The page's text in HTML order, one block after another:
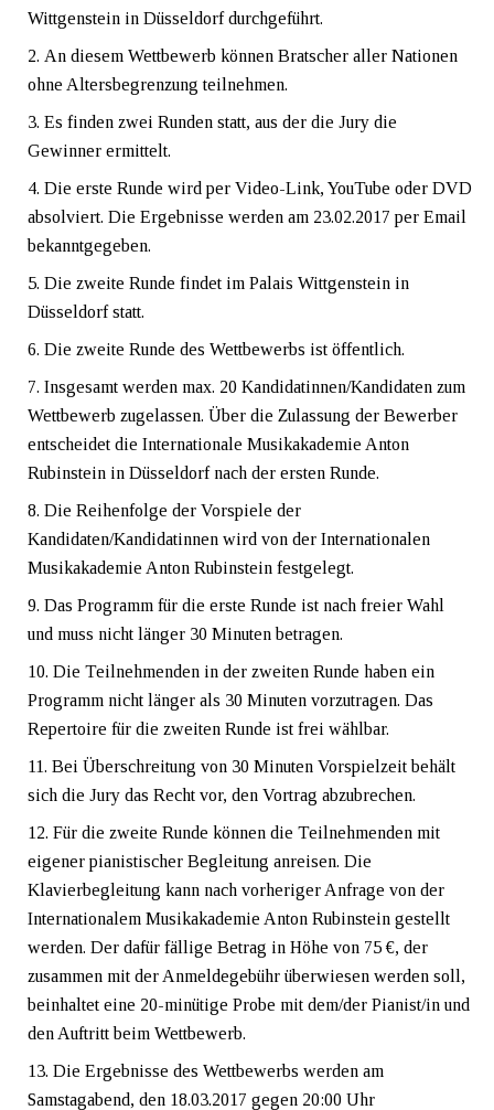
Wittgenstein in Düsseldorf durchgeführt.
An diesem Wettbewerb können Bratscher aller Nationen
ohne Altersbegrenzung teilnehmen.
Es finden zwei Runden statt, aus der die Jury die
Gewinner ermittelt.
Die erste Runde wird per Video-Link, YouTube oder DVD
absolviert. Die Ergebnisse werden am 23.02.2017 per Email
bekanntgegeben.
Die zweite Runde findet im Palais Wittgenstein in
Düsseldorf statt.
Die zweite Runde des Wettbewerbs ist öffentlich.
Insgesamt werden max. 20 Kandidatinnen/Kandidaten zum
Wettbewerb zugelassen. Über die Zulassung der Bewerber
entscheidet die Internationale Musikakademie Anton
Rubinstein in Düsseldorf nach der ersten Runde.
Die Reihenfolge der Vorspiele der
Kandidaten/Kandidatinnen wird von der Internationalen
Musikakademie Anton Rubinstein festgelegt.
Das Programm für die erste Runde ist nach freier Wahl
und muss nicht länger 30 Minuten betragen.
Die Teilnehmenden in der zweiten Runde haben ein
Programm nicht länger als 30 Minuten vorzutragen. Das
Repertoire für die zweiten Runde ist frei wählbar.
Bei Überschreitung von 30 Minuten Vorspielzeit behält
sich die Jury das Recht vor, den Vortrag abzubrechen.
Für die zweite Runde können die Teilnehmenden mit
eigener pianistischer Begleitung anreisen. Die
Klavierbegleitung kann nach vorheriger Anfrage von der
Internationalem Musikakademie Anton Rubinstein gestellt
werden. Der dafür fällige Betrag in Höhe von 75 €, der
zusammen mit der Anmeldegebühr überwiesen werden soll,
beinhaltet eine 20-minütige Probe mit dem/der Pianist/in und
den Auftritt beim Wettbewerb.
Die Ergebnisse des Wettbewerbs werden am
Samstagabend, den 18.03.2017 gegen 20:00 Uhr